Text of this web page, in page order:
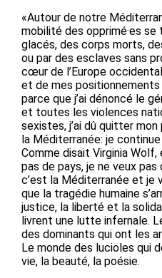
«Autour de notre
mobilité des opprimé·es
glacés, des corps morts,
ou par des esclaves sans
cœur de l’Europe
et de mes
parce que j’ai dénoncé le
et toutes les violences
sexistes, j’ai dû quitter mon
la Méditerranée: je
Comme disait Virginia Wolf,
pas de pays, je ne veux
c’est la Méditerranée et je
que la tragédie humaine
justice, la liberté et la
livrent une lutte infernale.
des dominants qui ont les
Le monde des lucioles qui
vie, la beauté, la poésie.